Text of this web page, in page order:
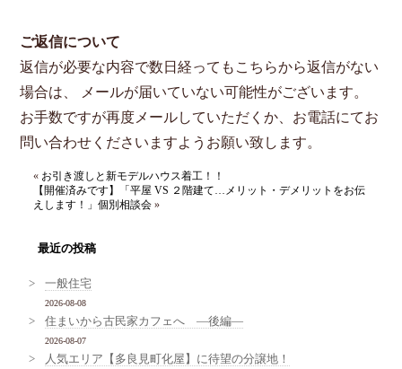
ご返信について
返信が必要な内容で数日経ってもこちらから返信がない
場合は、 メールが届いていない可能性がございます。
お手数ですが再度メールしていただくか、お電話にてお
問い合わせくださいますようお願い致します。
« お引き渡しと新モデルハウス着工！！
【開催済みです】「平屋 VS ２階建て…メリット・デメリットをお伝
えします！」個別相談会 »
最近の投稿
一般住宅
2026-08-08
住まいから古民家カフェへ ―後編―
2026-08-07
人気エリア【多良見町化屋】に待望の分譲地！